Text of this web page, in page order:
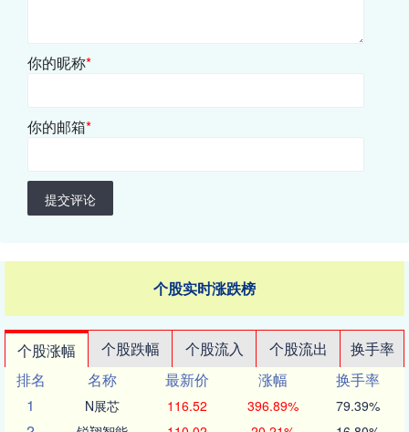
你的昵称*
你的邮箱*
提交评论
个股实时涨跌榜
个股涨幅 个股跌幅 个股流入 个股流出
换手率
排名
名称 最新价 涨幅
换手率
1
N展芯 116.52 396.89% 79.39%